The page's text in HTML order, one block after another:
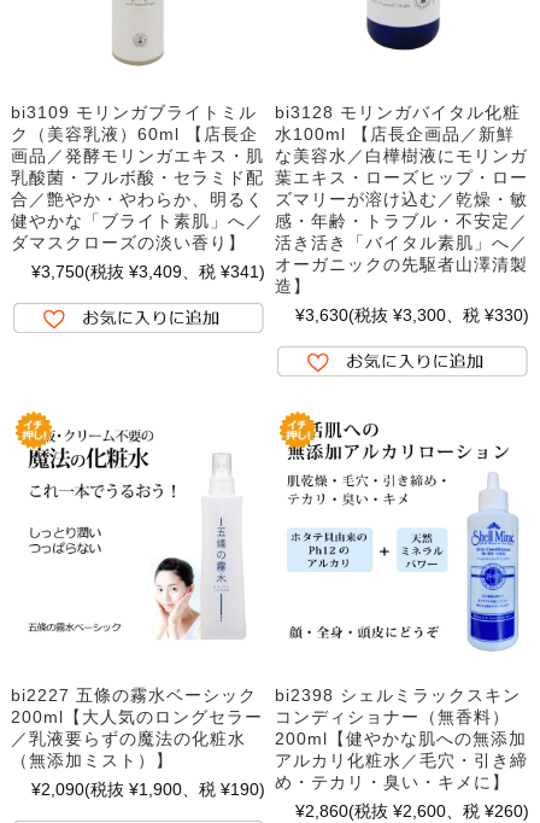
bi3109 モリンガブライトミル
ク（美容乳液）60ml 【店長企
画品／発酵モリンガエキス・肌
乳酸菌・フルボ酸・セラミド配
合／艶やか・やわらか、明るく
健やかな「ブライト素肌」へ／
ダマスクローズの淡い香り】
¥3,750(税抜 ¥3,409、税 ¥341)
bi3128 モリンガバイタル化粧
水100ml 【店長企画品／新鮮
な美容水／白樺樹液にモリンガ
葉エキス・ローズヒップ・ロー
ズマリーが溶け込む／乾燥・敏
感・年齢・トラブル・不安定／
活き活き「バイタル素肌」へ／
オーガニックの先駆者山澤清製
造】
¥3,630(税抜 ¥3,300、税 ¥330)
bi2227 五條の霧水ベーシック
200ml【大人気のロングセラー
／乳液要らずの魔法の化粧水
（無添加ミスト）】
¥2,090(税抜 ¥1,900、税 ¥190)
bi2398 シェルミラックスキン
コンディショナー（無香料）
200ml【健やかな肌への無添加
アルカリ化粧水／毛穴・引き締
め・テカリ・臭い・キメに】
¥2,860(税抜 ¥2,600、税 ¥260)